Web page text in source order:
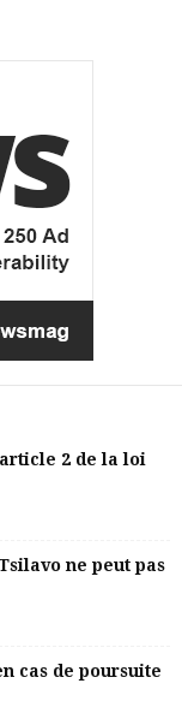
2 de la loi
ne peut pas
cas de poursuite